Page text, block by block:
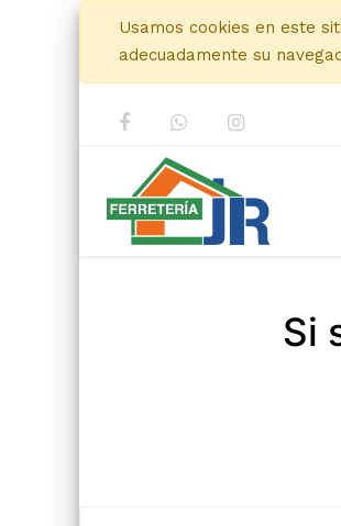
Usamos cookies en este
adecuadamente su
Si